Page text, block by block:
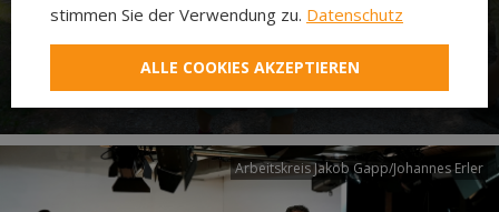
Neuer Pilgerweg Via
Laudato si’
Arbeitskreis Jakob Gapp/Johannes Erler
stimmen Sie der Verwendung zu. Datenschutz
ALLE COOKIES AKZEPTIEREN